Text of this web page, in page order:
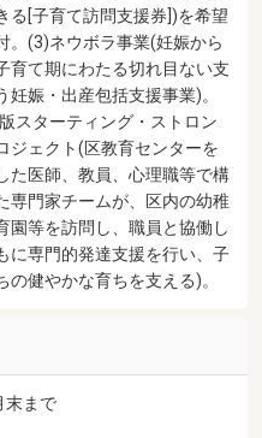
る[子育て訪問支援券])を希望
。(3)ネウボラ事業(妊娠から
育て期にわたる切れ目ない支
妊娠・出産包括支援事業)。
スターティング・ストロン
ジェクト(区教育センターを
た医師、教員、心理職等で構
専門家チームが、区内の幼稚
園等を訪問し、職員と協働し
に専門的発達支援を行い、子
の健やかな育ちを支える)。
末まで